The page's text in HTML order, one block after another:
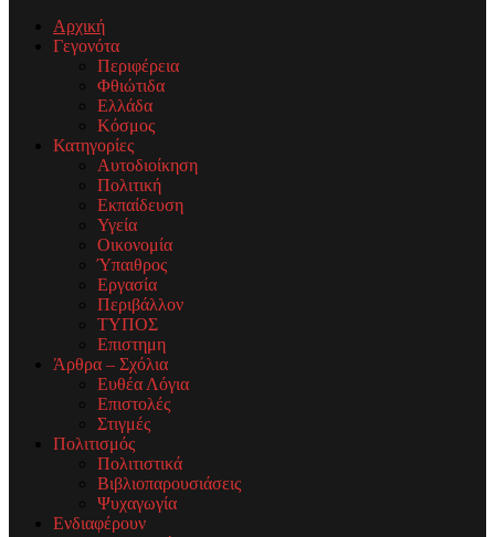
Αρχική
Γεγονότα
Περιφέρεια
Φθιώτιδα
Ελλάδα
Κόσμος
Κατηγορίες
Αυτοδιοίκηση
Πολιτική
Εκπαίδευση
Υγεία
Οικονομία
Ύπαιθρος
Εργασία
Περιβάλλον
ΤΥΠΟΣ
Επιστημη
Άρθρα – Σχόλια
Ευθέα Λόγια
Επιστολές
Στιγμές
Πολιτισμός
Πολιτιστικά
Βιβλιοπαρουσιάσεις
Ψυχαγωγία
Ενδιαφέρουν